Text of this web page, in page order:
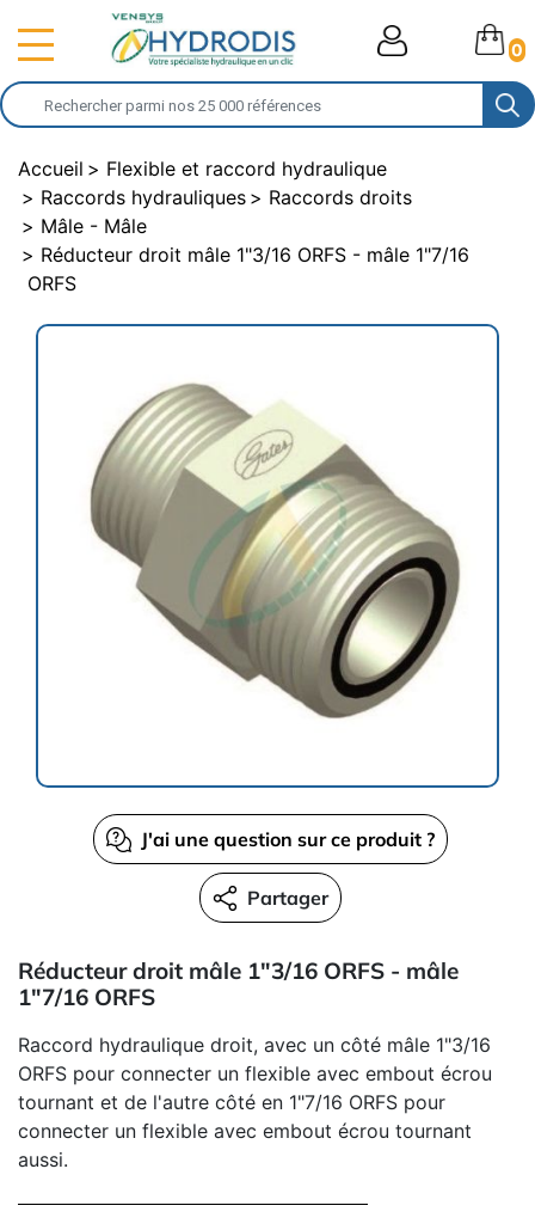
0
Accueil
Flexible et raccord hydraulique
Raccords hydrauliques
Raccords droits
Mâle - Mâle
Réducteur droit mâle 1"3/16 ORFS - mâle 1"7/16
ORFS
J'ai une question sur ce produit ?
Partager
Réducteur droit mâle 1"3/16 ORFS - mâle
1"7/16 ORFS
Raccord hydraulique droit, avec un côté mâle 1"3/16
ORFS pour connecter un flexible avec embout écrou
tournant et de l'autre côté en 1"7/16 ORFS pour
connecter un flexible avec embout écrou tournant
aussi.